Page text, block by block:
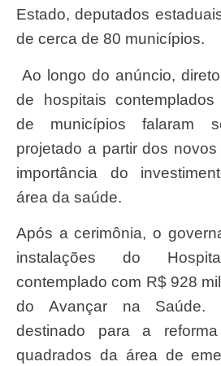
Estado, deputados
de cerca de 80 municípios.
Ao longo do anúncio, diretores e funcionários
de hospitais
de municípios falaram
projetado a partir dos
importância do
área da saúde.
Após a cerimônia, o governador conheceu as
instalações do
contemplado com R$ 928
do Avançar na Saúde.
destinado para a
quadrados da área de